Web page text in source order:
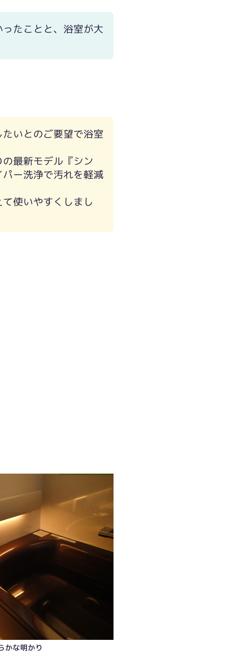
たことと、浴室が大
いとのご要望で浴室
最新モデル『シン
ー洗浄で汚れを軽減
使いやすくしまし
かな明かり
チに腰掛けて自分だけの時間をすごせます